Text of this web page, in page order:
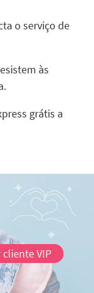
o serviço de
às
grátis a
VIP